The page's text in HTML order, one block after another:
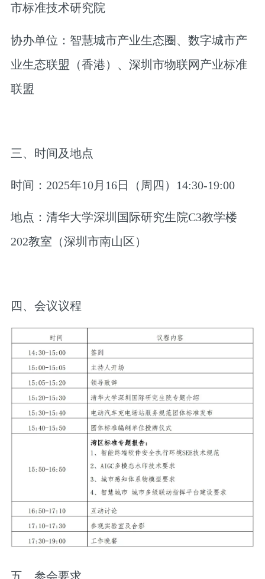
市标准技术研究院
协办单位：智慧城市产业生态圈、数字城市产
业生态联盟（香港）、深圳市物联网产业标准
联盟
三、时间及地点
时间：2025年10月16日（周四）14:30-19:00
地点：清华大学深圳国际研究生院C3教学楼
202教室（深圳市南山区）
四、会议议程
五、参会要求